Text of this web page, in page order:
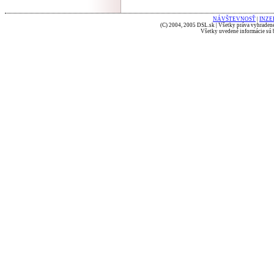
NÁVŠTEVNOSŤ
(C) 2004, 2005 DSL.sk | Všetky práva
Všetky uvedené informácie sú